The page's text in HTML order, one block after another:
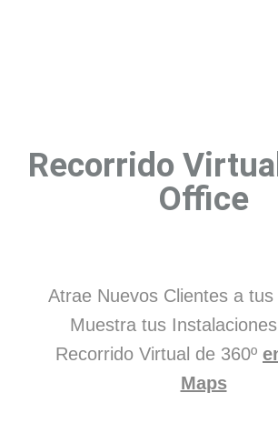
Recorrido
Office
Atrae Nuevos Clientes a
Muestra tus
Recorrido Virtual de 360º
Maps